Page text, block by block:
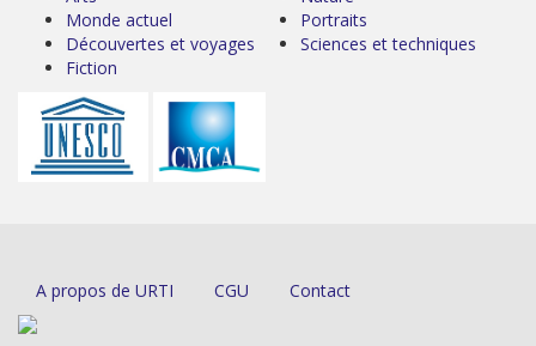
Monde actuel
Découvertes et voyages
Fiction
Portraits
Sciences et techniques
A propos de URTI CGU Contact